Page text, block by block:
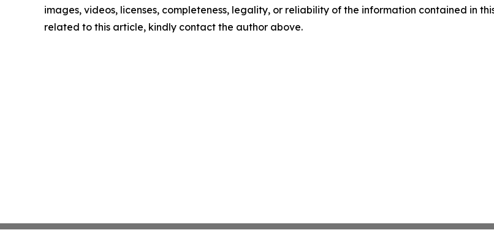
images, videos, licenses, completeness, legality, or reliability of the information contained in
related to this article, kindly contact the author above.